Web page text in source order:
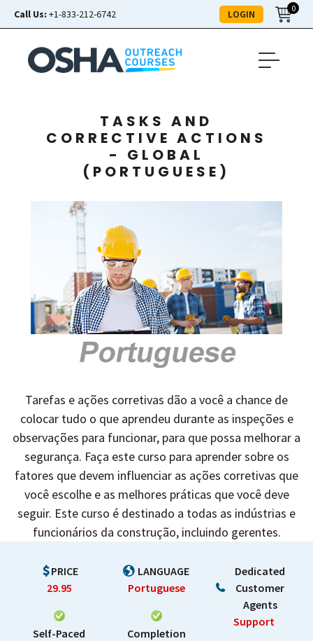
Call Us: +1-833-212-6742 LOGIN 0
TASKS AND
CORRECTIVE ACTIONS
- GLOBAL
(PORTUGUESE)
Tarefas e ações corretivas dão a você a chance de
colocar tudo o que aprendeu durante as inspeções e
observações para funcionar, para que possa melhorar a
segurança. Faça este curso para aprender sobre os
fatores que devem influenciar as ações corretivas que
você escolhe e as melhores práticas que você deve
seguir. Este curso é destinado a todas as indústrias e
funcionários da construção, incluindo gerentes.
PRICE
29.95
Self-Paced
LANGUAGE
Portuguese
Completion
Dedicated
Customer
Agents
Support